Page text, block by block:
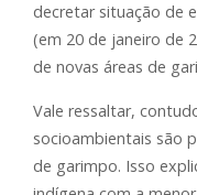
decretar situação de
(em 20 de janeiro de
de novas áreas de
Vale ressaltar,
socioambientais são
de garimpo. Isso